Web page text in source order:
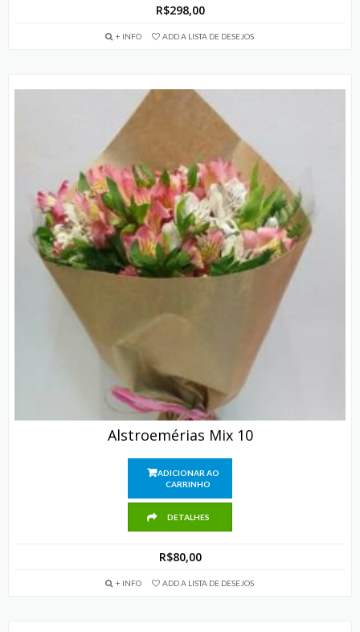
R$298,00
+ INFO ADD A LISTA DE DESEJOS
Alstroemérias Mix 10
ADICIONAR AO
CARRINHO
DETALHES
R$80,00
+ INFO ADD A LISTA DE DESEJOS